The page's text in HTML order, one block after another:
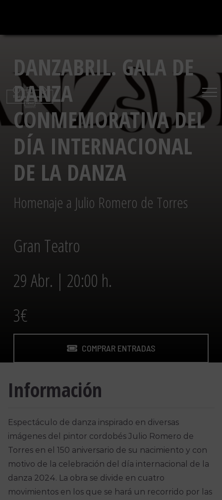
contenido
DANZABRIL. GALA DE
DANZA
CONMEMORATIVA DEL
DÍA INTERNACIONAL
DE LA DANZA
Homenaje a Julio Romero de Torres
Gran Teatro
29 Abr. | 20:00 h.
3€
COMPRAR ENTRADAS
Información
Espectáculo de danza inspirado en diversas
imágenes del pintor cordobés Julio Romero de
Torres en el 150 aniversario de su nacimiento y con
motivo de la celebración del día internacional de la
danza 2024. La obra se divide en cuatro
movimientos en los que se hará un recorrido por las